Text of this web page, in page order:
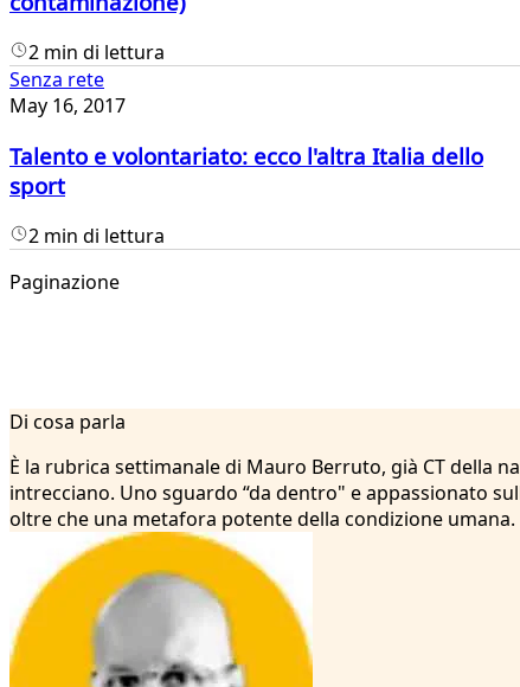
2 min di lettura
Senza rete
May 16, 2017
Talento e volontariato: ecco l'altra Italia dello
sport
2 min di lettura
Paginazione
2
...
Di cosa parla
È la rubrica settimanale di Mauro Berruto, già CT della
intrecciano. Uno sguardo “da dentro" e appassionato
oltre che una metafora potente della condizione umana.